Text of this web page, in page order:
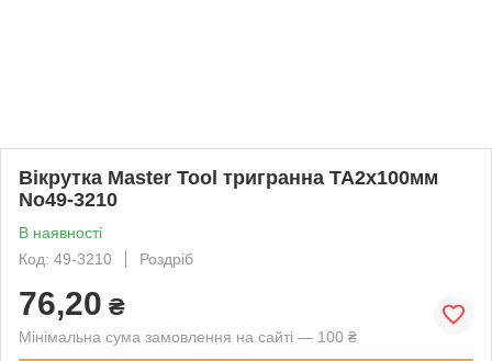
Вікрутка Master Tool тригранна TA2х100мм
No49-3210
В наявності
Код: 49-3210
Роздріб
76,20 ₴
Мінімальна сума замовлення на сайті — 100 ₴